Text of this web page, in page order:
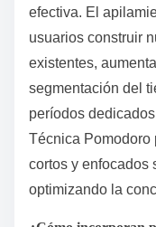
¿Qué técnicas